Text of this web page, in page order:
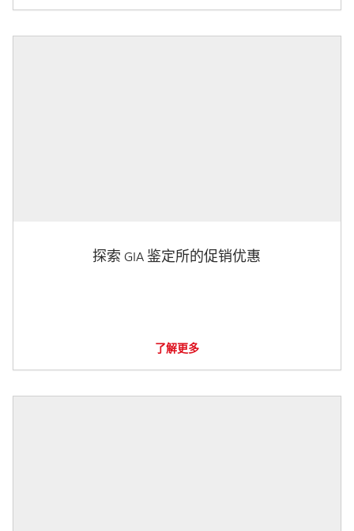
探索 GIA 鉴定所的促销优惠
了解更多